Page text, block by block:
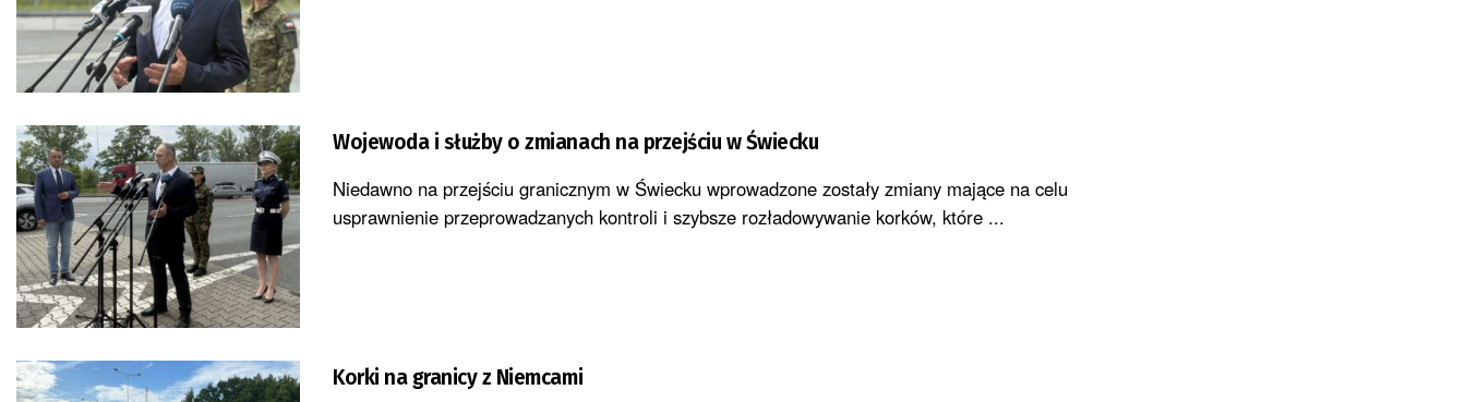
Wojewoda i służby o zmianach na przejściu w Świecku
Niedawno na przejściu granicznym w Świecku wprowadzone zostały zmiany mające na celu
usprawnienie przeprowadzanych kontroli i szybsze rozładowywanie korków, które ...
Korki na granicy z Niemcami